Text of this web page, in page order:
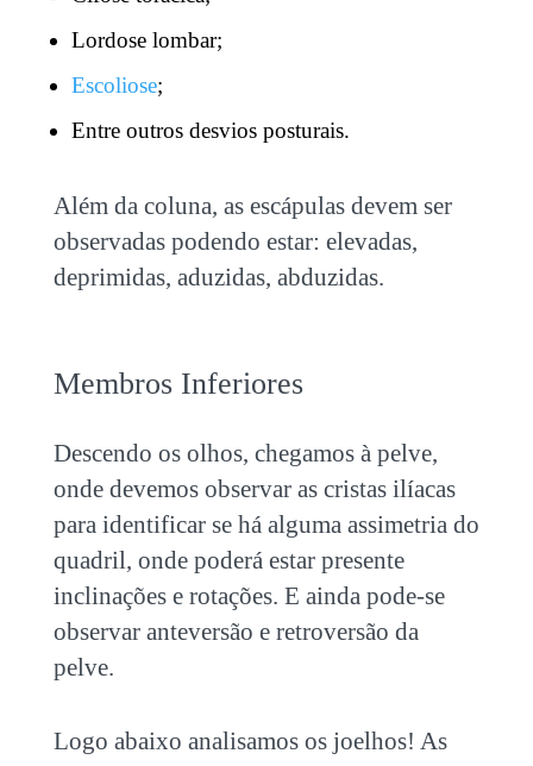
Lordose lombar;
Escoliose;
Entre outros desvios posturais.
Além da coluna, as escápulas devem ser
observadas podendo estar: elevadas,
deprimidas, aduzidas, abduzidas.
Membros Inferiores
Descendo os olhos, chegamos à pelve,
onde devemos observar as cristas ilíacas
para identificar se há alguma assimetria do
quadril, onde poderá estar presente
inclinações e rotações. E ainda pode-se
observar anteversão e retroversão da
pelve.
Logo abaixo analisamos os joelhos! As